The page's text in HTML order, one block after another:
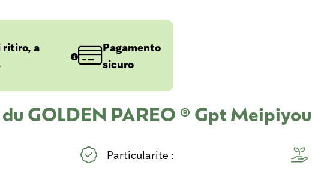
ritiro, a
Pagamento
sicuro
GOLDEN PAREO ® Gpt Meipiyou
Particularite :